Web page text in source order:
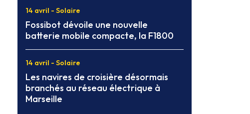
14 avril - Solaire
Fossibot dévoile une nouvelle
batterie mobile compacte, la F1800
14 avril - Solaire
Les navires de croisière désormais
branchés au réseau électrique à
Marseille